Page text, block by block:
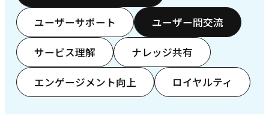
ユーザーサポート ユーザー間交流
サービス理解 ナレッジ共有
エンゲージメント向上 ロイヤルティ